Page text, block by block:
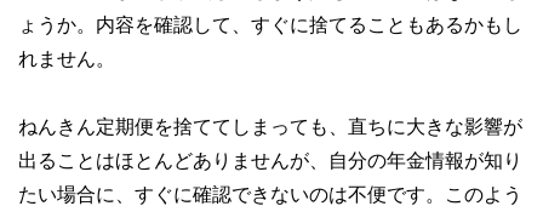
ょうか。内容を確認して、すぐに捨てることもあるかもし
れません。
ねんきん定期便を捨ててしまっても、直ちに大きな影響が
出ることはほとんどありませんが、自分の年金情報が知り
たい場合に、すぐに確認できないのは不便です。このよう